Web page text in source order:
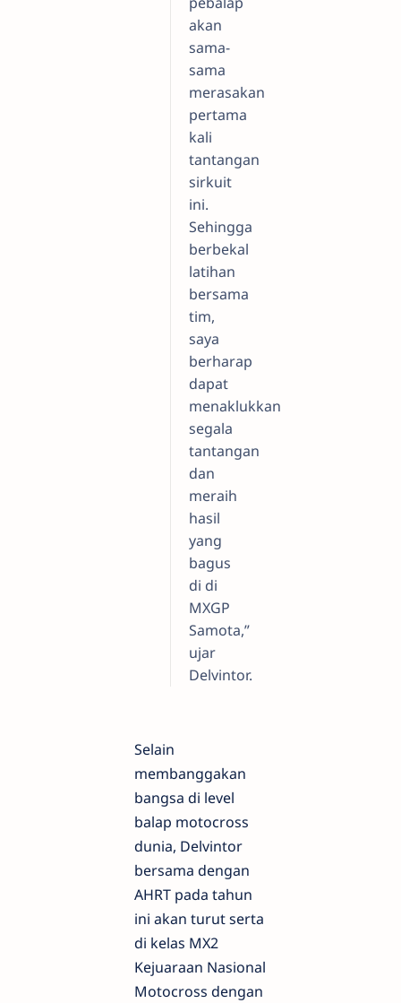
akan
sama-
sama
merasakan
pertama
kali
tantangan
sirkuit
ini.
Sehingga
berbekal
latihan
bersama
tim,
saya
berharap
dapat
menaklukkan
segala
tantangan
dan
meraih
hasil
yang
bagus
di di
MXGP
Samota,”
ujar
Delvintor.
Selain
membanggakan
bangsa di level
balap motocross
dunia, Delvintor
bersama dengan
AHRT pada tahun
ini akan turut serta
di kelas MX2
Kejuaraan Nasional
Motocross dengan